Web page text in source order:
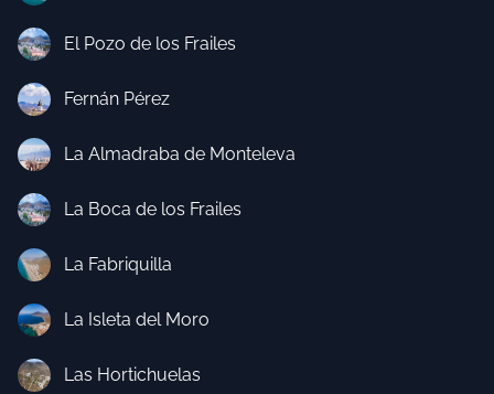
El Pozo de los Frailes
Fernán Pérez
La Almadraba de Monteleva
La Boca de los Frailes
La Fabriquilla
La Isleta del Moro
Las Hortichuelas